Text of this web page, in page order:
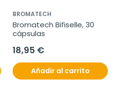
BROMATECH
Bromatech Bifiselle, 30
cápsulas
18,95 €
Añadir al carrito